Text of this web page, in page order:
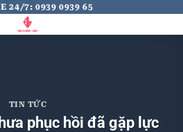
24/7: 0939 0939 65
TIN TỨC
phục hồi đã gặp lực